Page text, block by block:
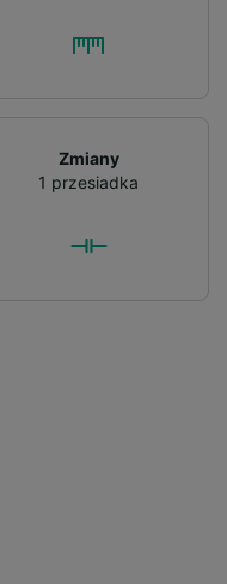
Zmiany
1 przesiadka